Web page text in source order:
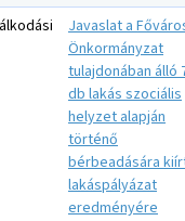
Javaslat a
Önkormányzat
tulajdonában álló
db lakás szociális
helyzet alapján
történő
bérbeadására
lakáspályázat
eredményére